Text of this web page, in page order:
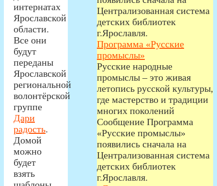
интернатах
Ярославской
области.
Все они
будут
переданы
Ярославской
региональной
волонтёрской
группе
Дари
радость.
Домой
можно
будет
взять
Централизованная система
детских библиотек
г.Ярославля.
Программа «Русские
промыслы»
Русские народные
промыслы – это живая
летопись русской культуры,
где мастерство и традиции
многих поколений
Сообщение Программа
«Русские промыслы»
появились сначала на
Централизованная система
детских библиотек
г.Ярославля.